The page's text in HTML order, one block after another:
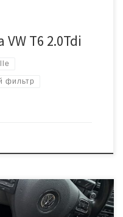
T6 2.0Tdi
фильтр